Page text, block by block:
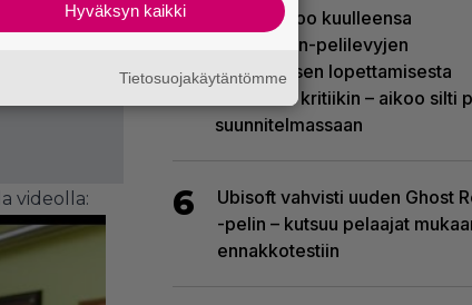
videolla:
5
Sony kertoo kuulleensa
PlayStation-pelilevyjen
valmistuksen lopettamisesta
nousseen kritiikin – aikoo silti
suunnitelmassaan
6
Ubisoft vahvisti uuden Ghost
-pelin – kutsuu pelaajat
ennakkotestiin
Hyväksyn kaikki
Tietosuojakäytäntömme